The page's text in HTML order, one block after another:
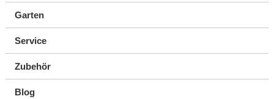
Garten
Service
Zubehör
Blog